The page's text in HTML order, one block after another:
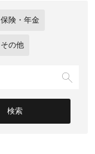
保険・年金
その他